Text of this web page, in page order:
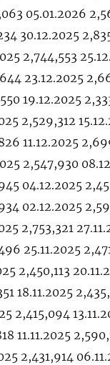
05.01.2026
30.12.2025
2,744,553
23.12.2025
19.12.2025
2,529,312
11.12.2025
2,547,930
04.12.2025
02.12.2025
2,753,321
25.11.2025
2,450,113
18.11.2025
2,415,094
11.11.2025
2,431,914